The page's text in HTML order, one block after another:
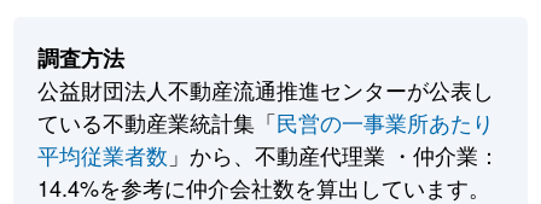
調査方法
公益財団法人不動産流通推進センターが公表し
ている不動産業統計集「民営の一事業所あたり
平均従業者数 」から、不動産代理業 ・仲介業：
14.4%を参考に仲介会社数を算出しています。